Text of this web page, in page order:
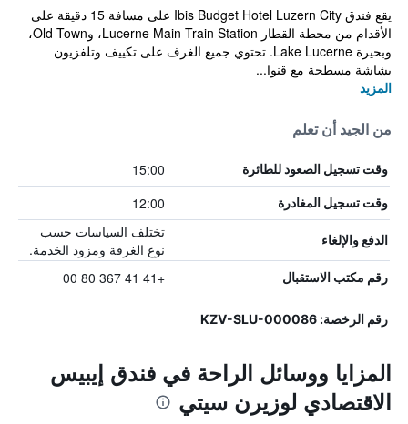
يقع فندق Ibis Budget Hotel Luzern City على مسافة 15 دقيقة على
الأقدام من محطة القطار Lucerne Main Train Station، وOld Town،
وبحيرة Lake Lucerne. تحتوي جميع الغرف على تكييف وتلفزيون
بشاشة مسطحة مع قنوا...
المزيد
من الجيد أن تعلم
وقت تسجيل الصعود للطائرة 15:00
وقت تسجيل المغادرة 12:00
الدفع والإلغاء
تختلف السياسات حسب
نوع الغرفة ومزود الخدمة.
رقم مكتب الاستقبال +41 41 367 80 00
رقم الرخصة: KZV-SLU-000086
المزايا ووسائل الراحة في فندق إيبيس
الاقتصادي لوزيرن سيتي